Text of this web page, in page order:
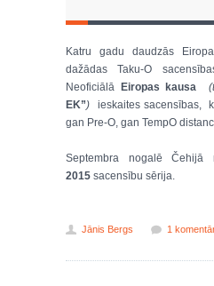
Katru gadu daudzās
dažādas Taku-O
Neoficiālā
Eiropas kausa
EK”) ieskaites sacensības,
gan Pre-O, gan TempO
Septembra nogalē Čehijā
2015 sacensību sērija.
Jānis Bergs 1